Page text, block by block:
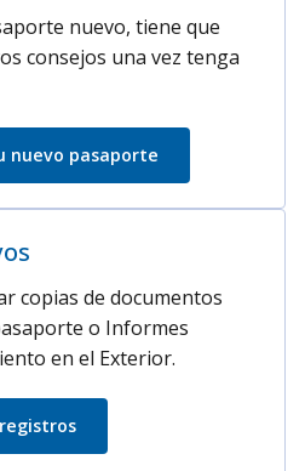
nuevo, tiene que
consejos una vez tenga
nuevo pasaporte
copias de documentos
o Informes
en el Exterior.